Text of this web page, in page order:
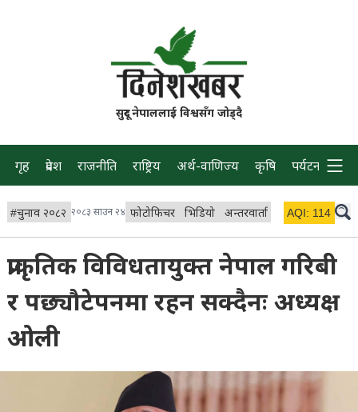
सुदूर नेपाललाई विश्वसँग जोड्दै
गृह प्रदेश राजनीति राष्ट्रिय अर्थ-वाणिज्य कृषि पर्यटन प्रवास
#चुनाव २०८२ २०८३ साउन २४ फोटोफिचर भिडियो अन्तरवार्ता विचार/ब्लग
AQI: 114
प्राकृतिक विविधतायुक्त नेपाल गरिबी
र पछ्यौटेपनमा रहन सक्दैनः अध्यक्ष
ओली